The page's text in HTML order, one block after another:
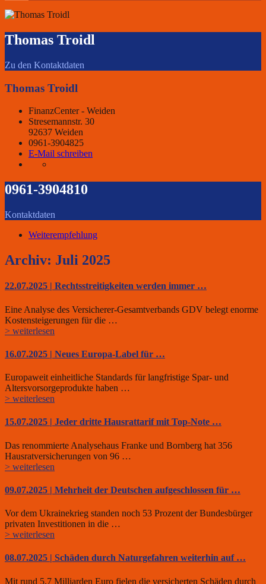
Thomas Troidl
Zu den Kontaktdaten
Thomas Troidl
FinanzCenter - Weiden
Stresemannstr. 30
92637 Weiden
0961-3904825
E-Mail schreiben
0961-3904810
Kontaktdaten
Weiterempfehlung
Archiv: Juli 2025
22.07.2025 | Rechtsstreitigkeiten werden immer …
Eine Analyse des Versicherer-Gesamtverbands GDV belegt enorme
Kostensteigerungen für die …
> weiterlesen
16.07.2025 | Neues Europa-Label für …
Europaweit einheitliche Standards für langfristige Spar- und
Altersvorsorgeprodukte haben …
> weiterlesen
15.07.2025 | Jeder dritte Hausrattarif mit Top-Note …
Das renommierte Analysehaus Franke und Bornberg hat 356
Hausratversicherungen von 96 …
> weiterlesen
09.07.2025 | Mehrheit der Deutschen aufgeschlossen für …
Vor dem Ukrainekrieg standen noch 53 Prozent der Bundesbürger
privaten Investitionen in die …
> weiterlesen
08.07.2025 | Schäden durch Naturgefahren weiterhin auf …
Mit rund 5,7 Milliarden Euro fielen die versicherten Schäden durch